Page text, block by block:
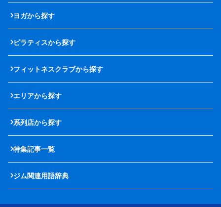
ヨガから探す
ピラティスから探す
フィットネスクラブから探す
エリアから探す
系列店から探す
特集記事一覧
ジム関連用語辞典